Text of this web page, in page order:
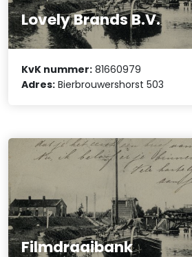
Lovely Brands B.V.
KvK nummer: 81660979
Adres: Bierbrouwershorst 503
Filmdraaibank